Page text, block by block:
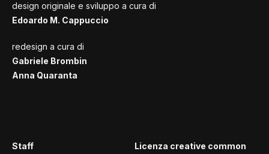
design originale e sviluppo a cura di
Edoardo M. Cappuccio
redesign a cura di
Gabriele Brombin
Anna Quaranta
Staff
Licenza creative common